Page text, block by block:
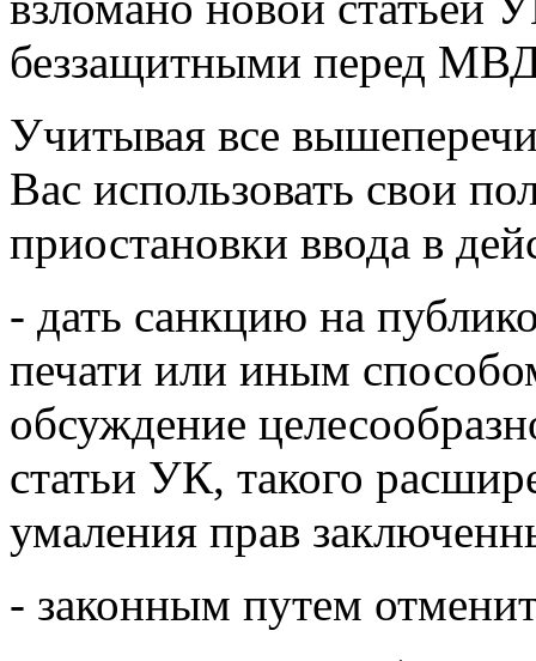
беззащитными перед
Учитывая все
Вас использовать свои
приостановки ввода в
- дать санкцию на
печати или иным
обсуждение
статьи УК, такого
умаления прав
- законным путем